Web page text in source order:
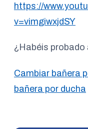
https://
v=vimgiwxjdSY
¿Habéis probado
Cambiar bañera
bañera por ducha